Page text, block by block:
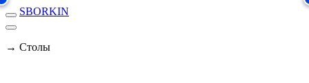
SBORKIN
→ Столы